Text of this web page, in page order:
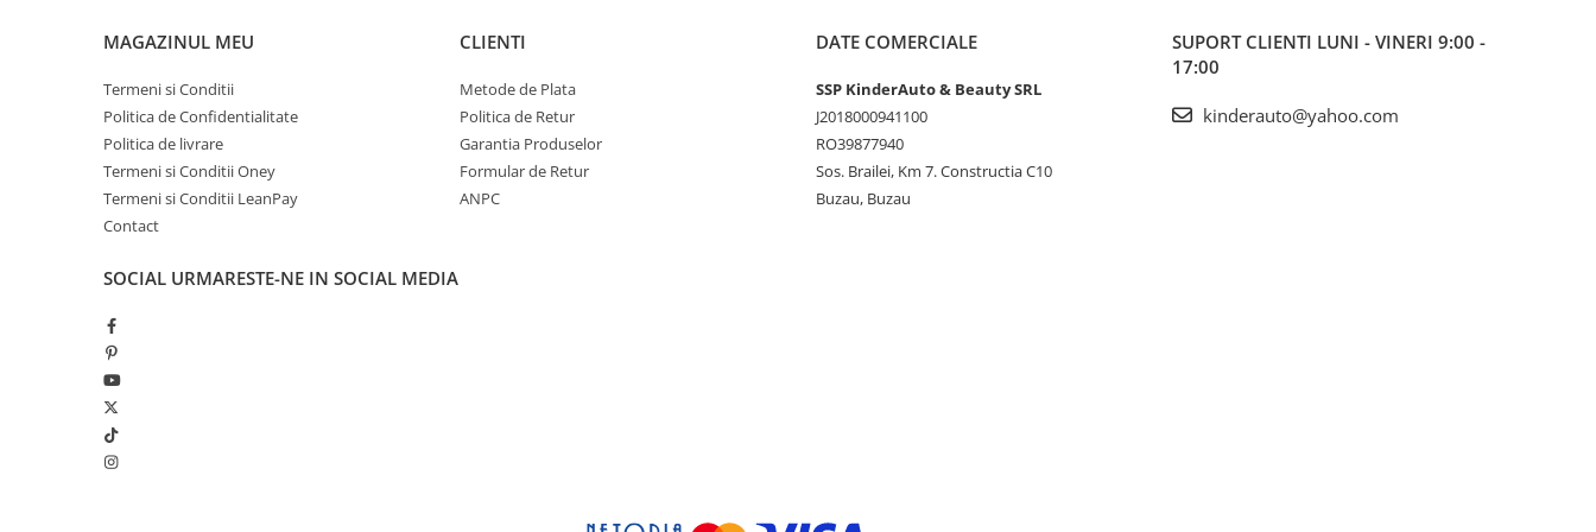
50W(8)
500W (30)
Lambo Door (32)
roti iluminate LED (25)
6x6(25)
2 Baterii 12V(25)
Functie swing(24)
Display
Sirena (13)
MAGAZINUL MEU
Termeni si Conditii
Politica de Confidentialitate
Politica de livrare
Termeni si Conditii Oney
Termeni si Conditii LeanPay
Contact
CLIENTI
Metode de Plata
Politica de Retur
Garantia Produselor
Formular de Retur
ANPC
DATE COMERCIALE
SSP KinderAuto & Beauty SRL
J2018000941100
RO39877940
Sos. Brailei, Km 7. Constructia C10
Buzau, Buzau
SUPORT CLIENTI LUNI - VINERI 9:00 -
17:00
kinderauto@yahoo.com
SOCIAL URMARESTE-NE IN SOCIAL MEDIA